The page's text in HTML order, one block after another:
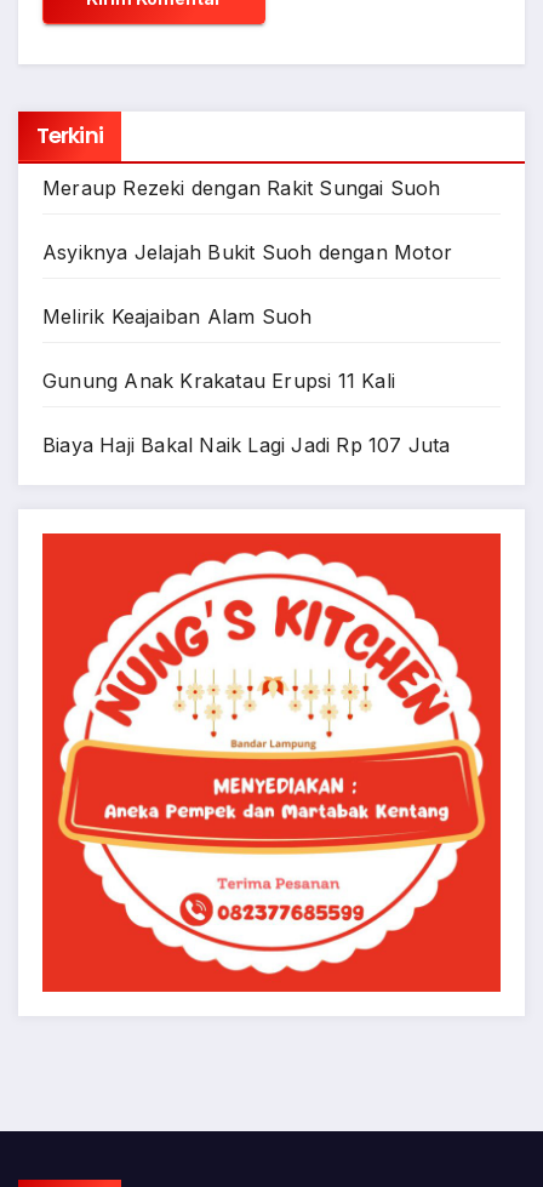
Terkini
Meraup Rezeki dengan Rakit Sungai Suoh
Asyiknya Jelajah Bukit Suoh dengan Motor
Melirik Keajaiban Alam Suoh
Gunung Anak Krakatau Erupsi 11 Kali
Biaya Haji Bakal Naik Lagi Jadi Rp 107 Juta